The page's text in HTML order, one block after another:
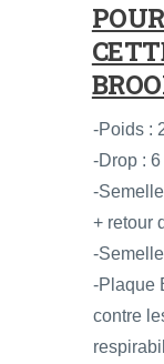
-Poids :
-Drop : 6
-
+ retour
-
-Plaque
contre